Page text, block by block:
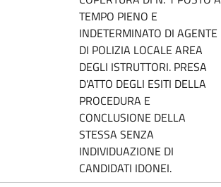
TEMPO PIENO E
INDETERMINATO DI AGENTE
DI POLIZIA LOCALE AREA
DEGLI ISTRUTTORI. PRESA
D'ATTO DEGLI ESITI DELLA
PROCEDURA E
CONCLUSIONE DELLA
STESSA SENZA
INDIVIDUAZIONE DI
CANDIDATI IDONEI.